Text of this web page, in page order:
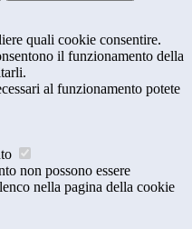
quali cookie consentire.
il funzionamento della
al funzionamento potete
non possono essere
nella pagina della cookie